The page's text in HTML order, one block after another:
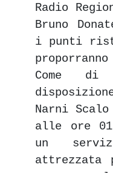
Radio
Bruno
i punti
Come di
Narni
alle ore
un
attrezzata